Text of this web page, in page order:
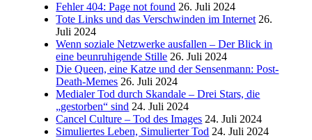
Fehler 404: Page not found 26. Juli 2024
Tote Links und das Verschwinden im Internet 26.
Juli 2024
Wenn soziale Netzwerke ausfallen – Der Blick in
eine beunruhigende Stille 26. Juli 2024
Die Queen, eine Katze und der Sensenmann: Post-
Death-Memes 26. Juli 2024
Medialer Tod durch Skandale – Drei Stars, die
„gestorben“ sind 24. Juli 2024
Cancel Culture – Tod des Images 24. Juli 2024
Simuliertes Leben, Simulierter Tod 24. Juli 2024